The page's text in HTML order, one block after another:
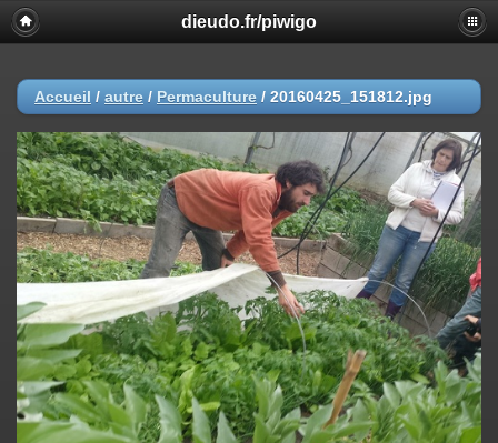
dieudo.fr/piwigo
Accueil / autre / Permaculture / 20160425_151812.jpg